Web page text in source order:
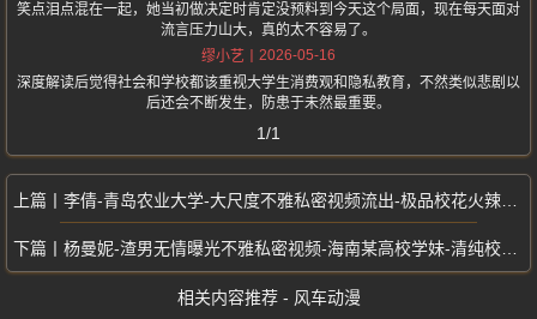
笑点泪点混在一起，她当初做决定时肯定没预料到今天这个局面，现在每天面对
流言压力山大，真的太不容易了。
缪小艺
2026-05-16
深度解读后觉得社会和学校都该重视大学生消费观和隐私教育，不然类似悲剧以
后还会不断发生，防患于未然最重要。
1/1
李倩-青岛农业大学-大尺度不雅私密视频流出-极品校花火辣身材诱惑学长
杨曼妮-渣男无情曝光不雅私密视频-海南某高校学妹-清纯校花为爱拍照留念
相关内容推荐 - 风车动漫